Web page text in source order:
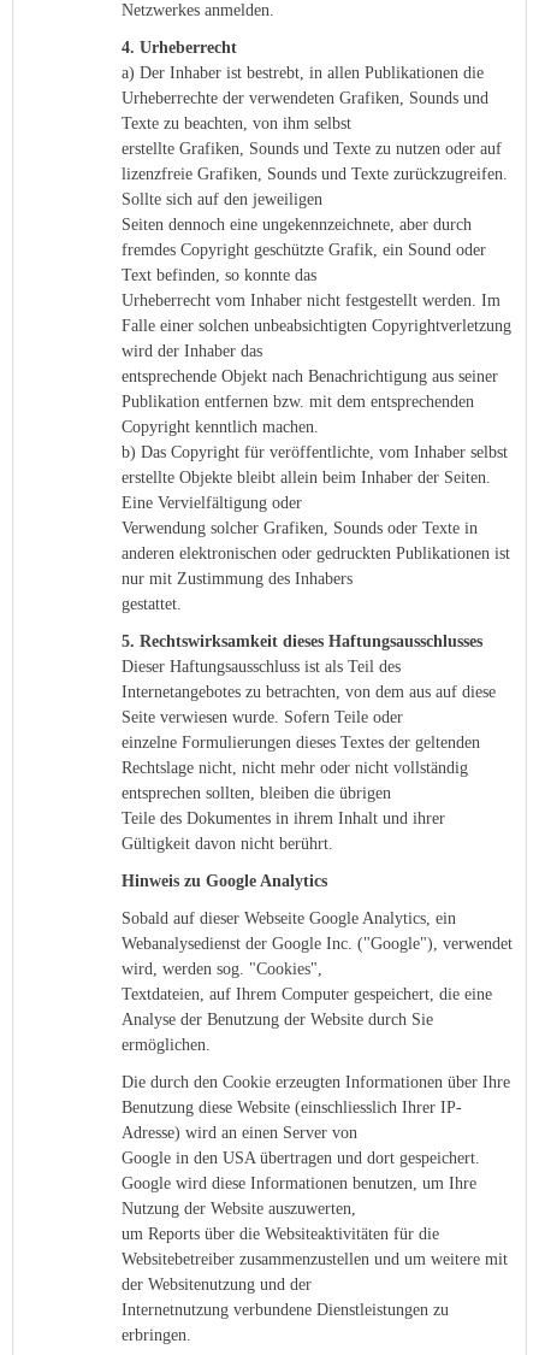
Netzwerkes anmelden.
4. Urheberrecht
a) Der Inhaber ist bestrebt, in allen Publikationen die
Urheberrechte der verwendeten Grafiken, Sounds und
Texte zu beachten, von ihm selbst
erstellte Grafiken, Sounds und Texte zu nutzen oder auf
lizenzfreie Grafiken, Sounds und Texte zurückzugreifen.
Sollte sich auf den jeweiligen
Seiten dennoch eine ungekennzeichnete, aber durch
fremdes Copyright geschützte Grafik, ein Sound oder
Text befinden, so konnte das
Urheberrecht vom Inhaber nicht festgestellt werden. Im
Falle einer solchen unbeabsichtigten Copyrightverletzung
wird der Inhaber das
entsprechende Objekt nach Benachrichtigung aus seiner
Publikation entfernen bzw. mit dem entsprechenden
Copyright kenntlich machen.
b) Das Copyright für veröffentlichte, vom Inhaber selbst
erstellte Objekte bleibt allein beim Inhaber der Seiten.
Eine Vervielfältigung oder
Verwendung solcher Grafiken, Sounds oder Texte in
anderen elektronischen oder gedruckten Publikationen ist
nur mit Zustimmung des Inhabers
gestattet.
5. Rechtswirksamkeit dieses Haftungsausschlusses
Dieser Haftungsausschluss ist als Teil des
Internetangebotes zu betrachten, von dem aus auf diese
Seite verwiesen wurde. Sofern Teile oder
einzelne Formulierungen dieses Textes der geltenden
Rechtslage nicht, nicht mehr oder nicht vollständig
entsprechen sollten, bleiben die übrigen
Teile des Dokumentes in ihrem Inhalt und ihrer
Gültigkeit davon nicht berührt.
Hinweis zu Google Analytics
Sobald auf dieser Webseite Google Analytics, ein
Webanalysedienst der Google Inc. ("Google"), verwendet
wird, werden sog. "Cookies",
Textdateien, auf Ihrem Computer gespeichert, die eine
Analyse der Benutzung der Website durch Sie
ermöglichen.
Die durch den Cookie erzeugten Informationen über Ihre
Benutzung diese Website (einschliesslich Ihrer IP-
Adresse) wird an einen Server von
Google in den USA übertragen und dort gespeichert.
Google wird diese Informationen benutzen, um Ihre
Nutzung der Website auszuwerten,
um Reports über die Websiteaktivitäten für die
Websitebetreiber zusammenzustellen und um weitere mit
der Websitenutzung und der
Internetnutzung verbundene Dienstleistungen zu
erbringen.